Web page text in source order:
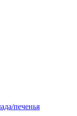
печенья